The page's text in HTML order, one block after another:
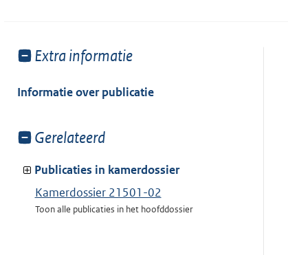
Toon
van:
Extra informatie
Informatie over publicatie
Toon
van:
Gerelateerd
Publicaties in kamerdossier
Kamerdossier 21501-02
Toon alle publicaties in het hoofddossier